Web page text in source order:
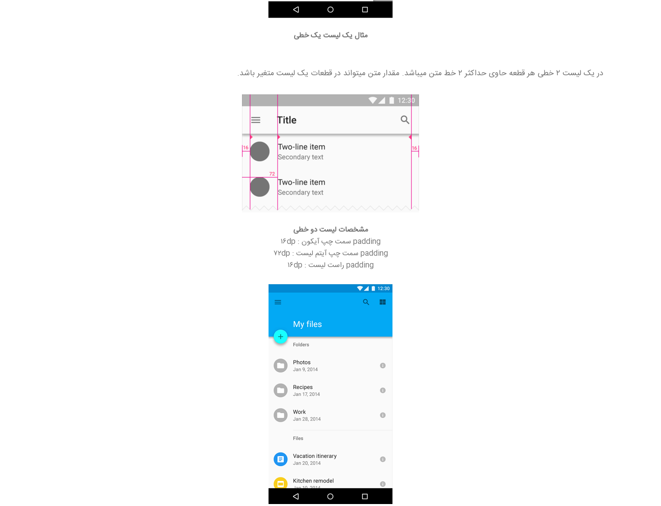
مثال یک لیست یک خطی
در یک لیست ۲ خطی هر قطعه حاوی حداکثر ۲ خط متن میباشد. مقدار متن میتواند در قطعات یک لیست متغیر باشد.
مشخصات لیست دو خطی
padding سمت چپ آیکون : ۱۶dp
padding سمت چپ آیتم لیست : ۷۲dp
padding راست لیست : ۱۶dp